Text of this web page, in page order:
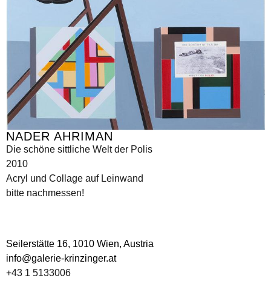
NADER AHRIMAN
Die schöne sittliche Welt der Polis
2010
Acryl und Collage auf Leinwand
bitte nachmessen!
Seilerstätte 16, 1010 Wien, Austria
info@galerie-krinzinger.at
+43 1 5133006